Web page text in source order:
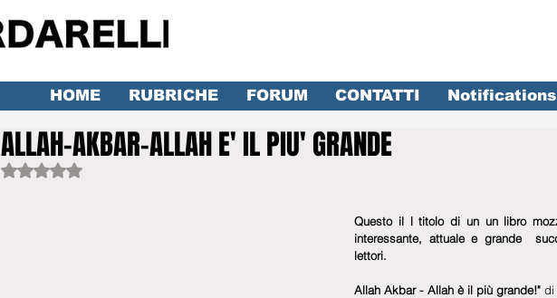
HOME RUBRICHE FORUM CONTATTI Notifications
ALLAH-AKBAR-ALLAH E' IL PIU' GRANDE
Valutazione NaN stelle su 5.
Questo il l titolo di un un libro
interessante, attuale e grande
lettori.
Allah Akbar - Allah è il più grande!" di